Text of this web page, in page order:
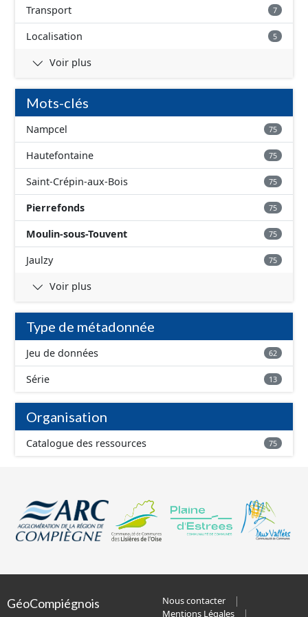
Transport 7
Localisation 5
Voir plus
Mots-clés
Nampcel 75
Hautefontaine 75
Saint-Crépin-aux-Bois 75
Pierrefonds 75
Moulin-sous-Touvent 75
Jaulzy 75
Voir plus
Type de métadonnée
Jeu de données 62
Série 13
Organisation
Catalogue des ressources 75
GéoCompiégnois
Nous contacter
Mentions Légales